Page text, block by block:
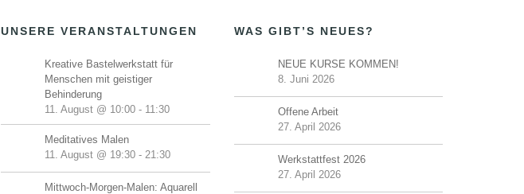
UNSERE VERANSTALTUNGEN
Kreative Bastelwerkstatt für
Menschen mit geistiger
Behinderung
11. August @ 10:00 - 11:30
Meditatives Malen
11. August @ 19:30 - 21:30
Mittwoch-Morgen-Malen: Aquarell
WAS GIBT’S NEUES?
NEUE KURSE KOMMEN!
8. Juni 2026
Offene Arbeit
27. April 2026
Werkstattfest 2026
27. April 2026